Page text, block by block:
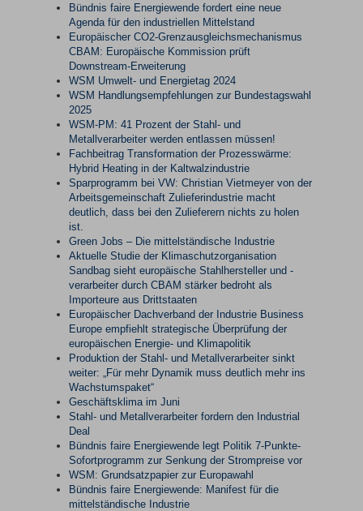
Bündnis faire Energiewende fordert eine neue
Agenda für den industriellen Mittelstand
Europäischer CO2-Grenzausgleichsmechanismus
CBAM: Europäische Kommission prüft
Downstream-Erweiterung
WSM Umwelt- und Energietag 2024
WSM Handlungsempfehlungen zur Bundestagswahl
2025
WSM-PM: 41 Prozent der Stahl- und
Metallverarbeiter werden entlassen müssen!
Fachbeitrag Transformation der Prozesswärme:
Hybrid Heating in der Kaltwalzindustrie
Sparprogramm bei VW: Christian Vietmeyer von der
Arbeitsgemeinschaft Zulieferindustrie macht
deutlich, dass bei den Zulieferern nichts zu holen
ist.
Green Jobs – Die mittelständische Industrie
Aktuelle Studie der Klimaschutzorganisation
Sandbag sieht europäische Stahlhersteller und -
verarbeiter durch CBAM stärker bedroht als
Importeure aus Drittstaaten
Europäischer Dachverband der Industrie Business
Europe empfiehlt strategische Überprüfung der
europäischen Energie- und Klimapolitik
Produktion der Stahl- und Metallverarbeiter sinkt
weiter: „Für mehr Dynamik muss deutlich mehr ins
Wachstumspaket“
Geschäftsklima im Juni
Stahl- und Metallverarbeiter fordern den Industrial
Deal
Bündnis faire Energiewende legt Politik 7-Punkte-
Sofortprogramm zur Senkung der Strompreise vor
WSM: Grundsatzpapier zur Europawahl
Bündnis faire Energiewende: Manifest für die
mittelständische Industrie